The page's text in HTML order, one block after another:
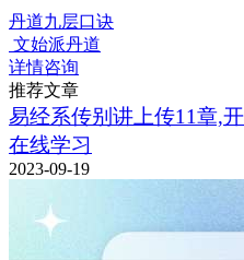
丹道九层口诀
文始派丹道
详情咨询
推荐文章
易经系传别讲上传11章,
在线学习
2023-09-19